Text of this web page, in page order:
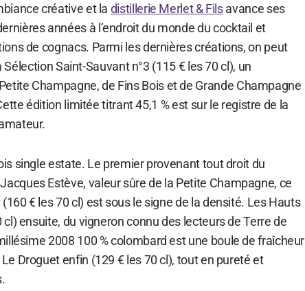
créative et la distillerie Merlet & Filsavance ses
années à l’endroit du monde du cocktail et
de cognacs. Parmi les dernières créations, on peut
Sélection Saint-Sauvant n°3 (115 € les 70 cl), un
Champagne, de Fins Bois et de Grande Champagne
édition limitée titrant 45,1 % est sur le registre de la
single estate. Le premier provenant tout droit du
Estève, valeur sûre de la Petite Champagne, ce
€ les 70 cl) est sous le signe de la densité. Les Hauts
ensuite, du vigneron connu des lecteurs de Terre de
2008 100 % colombard est une boule de fraîcheur
Droguet enfin (129 € les 70 cl), tout en pureté et